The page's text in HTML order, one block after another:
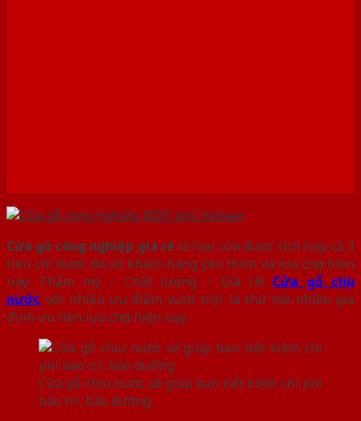
Cửa gỗ công nghiệp giá rẻ là loại cửa được tích hợp cả 3
tiêu chí được đa số khách hàng yêu thích và lựa chọn hiện
nay: Thẩm mỹ – Chất lượng – Giá rẻ! Cửa gỗ chịu
nước với nhiều ưu điểm vượt trội là thứ mà nhiều gia
đình ưu tiên lựa chọn hiện nay.
Cửa gỗ chịu nước sẽ giúp bạn tiết kiệm chi phí
bảo trì, bảo dưỡng